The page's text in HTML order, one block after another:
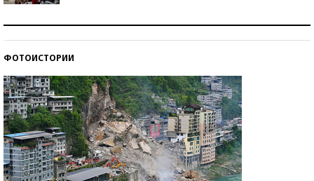
ФОТОИСТОРИИ